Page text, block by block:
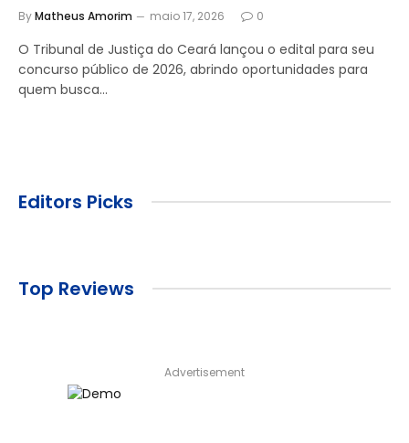
ByMatheus Amorim maio 17, 2026 0
O Tribunal de Justiça do Ceará lançou o edital para seu
concurso público de 2026, abrindo oportunidades para
quem busca…
Editors Picks
Top Reviews
Advertisement